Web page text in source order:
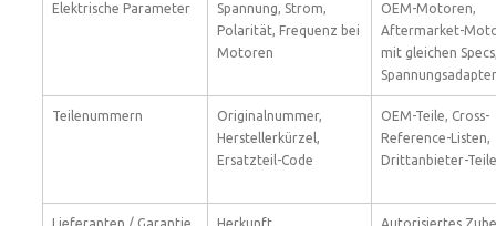
Elektrische Parameter
Spannung, Strom,
Polarität, Frequenz bei
Motoren
OEM-Motoren,
Aftermarket-
mit gleichen
Spannungsadapter
Teilenummern
Originalnummer,
Herstellerkürzel,
Ersatzteil-Code
OEM-Teile, Cross-
Reference-Listen,
Drittanbieter-Teile